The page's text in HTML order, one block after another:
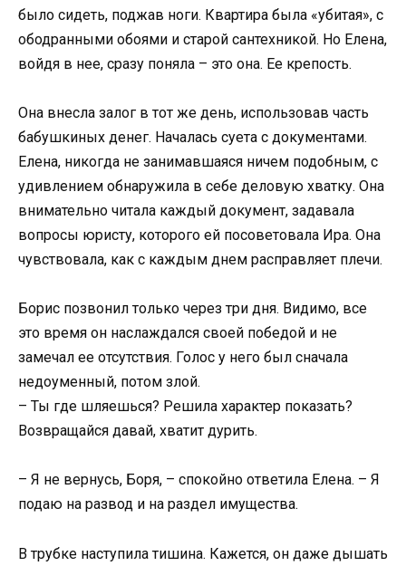
было сидеть, поджав ноги. Квартира была «убитая», с
ободранными обоями и старой сантехникой. Но Елена,
войдя в нее, сразу поняла – это она. Ее крепость.
Она внесла залог в тот же день, использовав часть
бабушкиных денег. Началась суета с документами.
Елена, никогда не занимавшаяся ничем подобным, с
удивлением обнаружила в себе деловую хватку. Она
внимательно читала каждый документ, задавала
вопросы юристу, которого ей посоветовала Ира. Она
чувствовала, как с каждым днем расправляет плечи.
Борис позвонил только через три дня. Видимо, все
это время он наслаждался своей победой и не
замечал ее отсутствия. Голос у него был сначала
недоуменный, потом злой.
– Ты где шляешься? Решила характер показать?
Возвращайся давай, хватит дурить.
– Я не вернусь, Боря, – спокойно ответила Елена. – Я
подаю на развод и на раздел имущества.
В трубке наступила тишина. Кажется, он даже дышать